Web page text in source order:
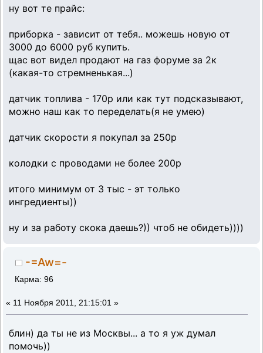
ну вот те прайс:
приборка - зависит от тебя.. можешь новую от
3000 до 6000 руб купить.
щас вот видел продают на газ форуме за 2к
(какая-то стремненькая...)
датчик топлива - 170р или как тут подсказывают,
можно наш как то переделать(я не умею)
датчик скорости я покупал за 250р
колодки с проводами не более 200р
итого минимум от 3 тыс - эт только
ингредиенты))
ну и за работу скока даешь?)) чтоб не обидеть))))
-=Aw=-
Карма: 96
« 11 Ноября 2011, 21:15:01 »
блин) да ты не из Москвы... а то я уж думал
помочь))